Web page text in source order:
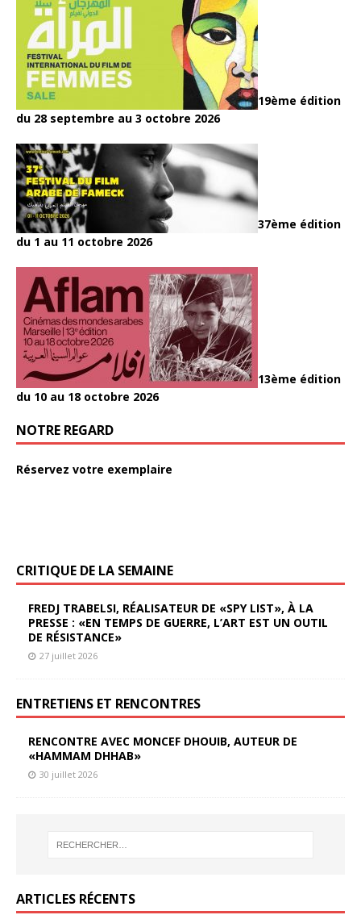
19ème édition
du 28 septembre au 3 octobre 2026
37ème édition
du 1 au 11 octobre 2026
13ème édition
du 10 au 18 octobre 2026
NOTRE REGARD
Réservez votre exemplaire
CRITIQUE DE LA SEMAINE
FREDJ TRABELSI, RÉALISATEUR DE «SPY LIST», À LA
PRESSE : «EN TEMPS DE GUERRE, L’ART EST UN OUTIL
DE RÉSISTANCE»
27 juillet 2026
ENTRETIENS ET RENCONTRES
RENCONTRE AVEC MONCEF DHOUIB, AUTEUR DE
«HAMMAM DHHAB»
30 juillet 2026
ARTICLES RÉCENTS